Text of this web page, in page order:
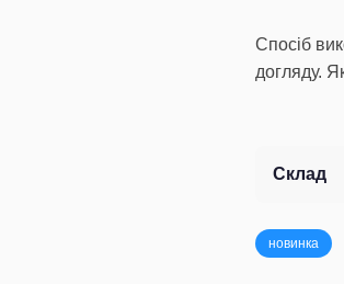
Спосіб
догляду.
Склад
новинка